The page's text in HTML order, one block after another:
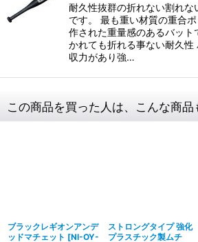
耐久性抜群の折れない割れな
です。 最も重い材質の重合
作された重量感のあるバット
かれても折れる事ない耐久性
収力があり強…
この商品を買った人は、こんな商
ブラックレギオンアンデ
ッドマチェット [NI-OY-
ストロングタイプ 強化
プラスチック製ムチ